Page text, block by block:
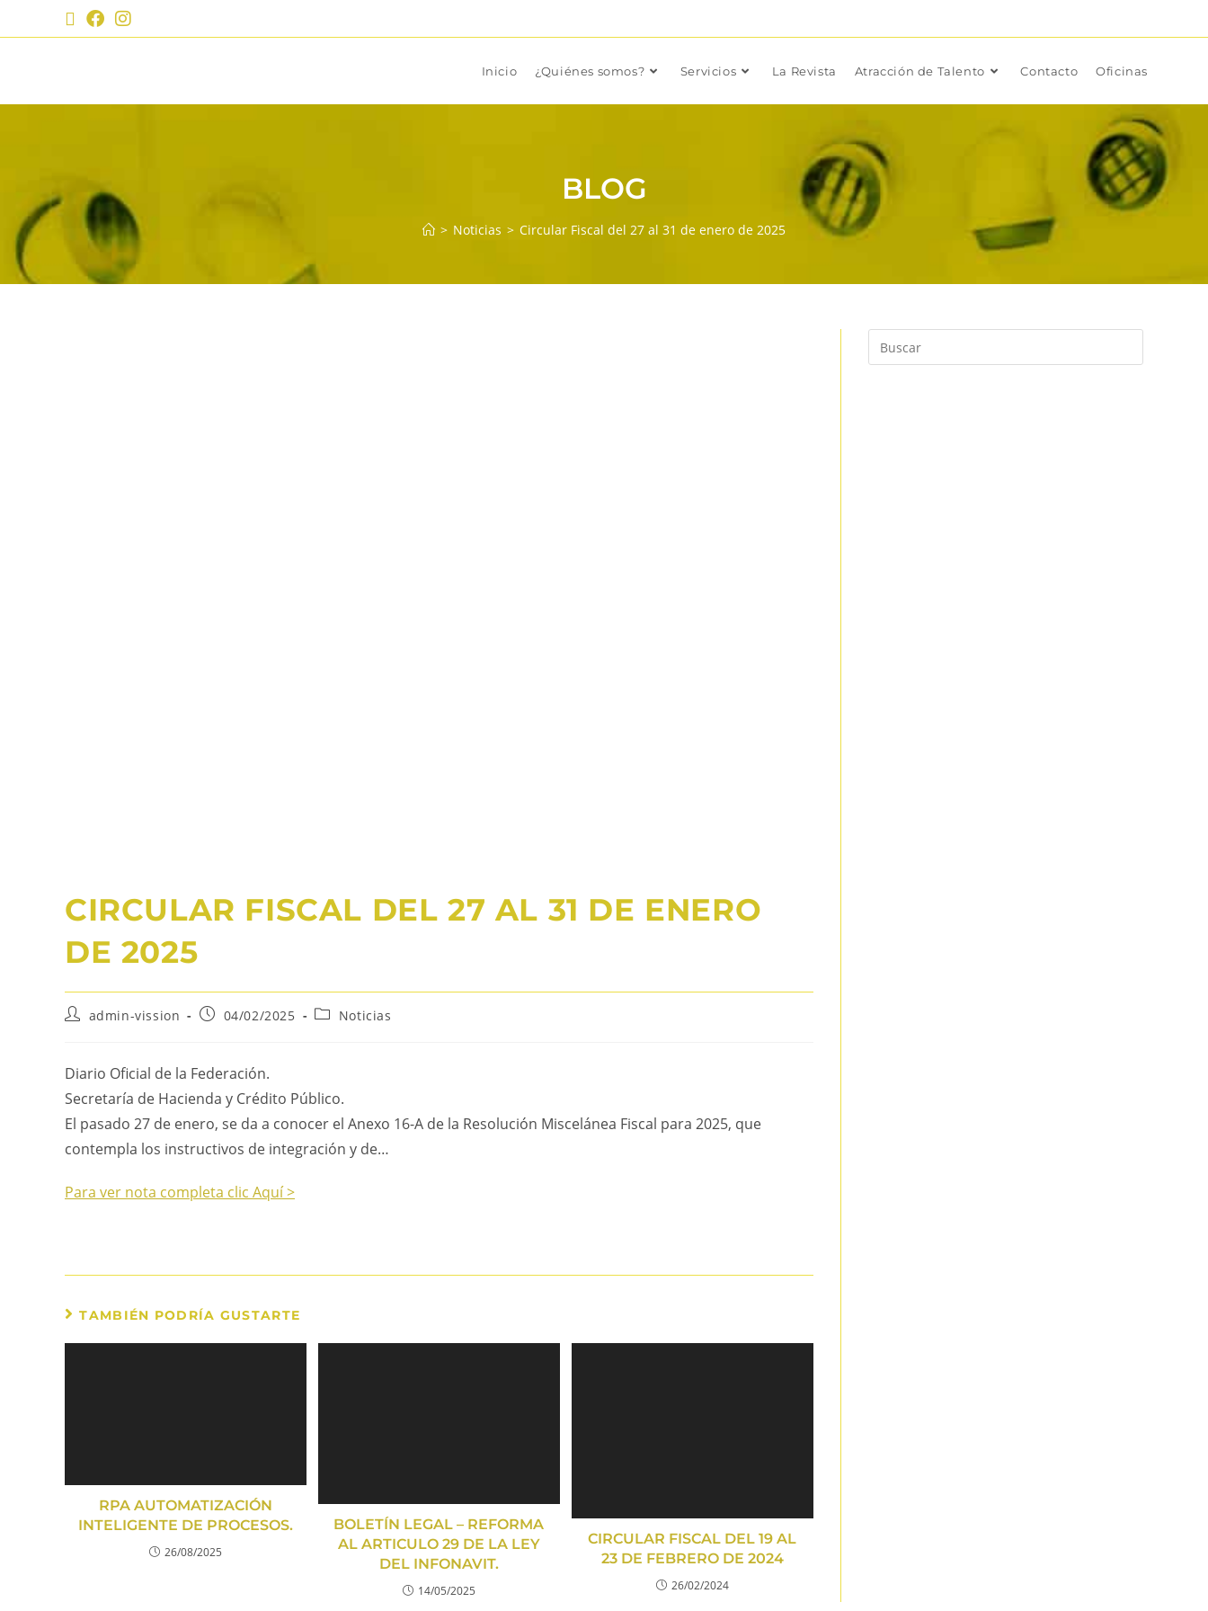
Inicio ¿Quiénes somos? Servicios La Revista Atracción de Talento Contacto Oficinas
BLOG
> Noticias > Circular Fiscal del 27 al 31 de enero de 2025
CIRCULAR FISCAL DEL 27 AL 31 DE ENERO
DE 2025
admin-vission 04/02/2025 Noticias
Diario Oficial de la Federación.
Secretaría de Hacienda y Crédito Público.
El pasado 27 de enero, se da a conocer el Anexo 16-A de la Resolución Miscelánea Fiscal para 2025, que
contempla los instructivos de integración y de…
Para ver nota completa clic Aquí >
TAMBIÉN PODRÍA GUSTARTE
RPA AUTOMATIZACIÓN
INTELIGENTE DE PROCESOS.
26/08/2025
BOLETÍN LEGAL – REFORMA
AL ARTICULO 29 DE LA LEY
DEL INFONAVIT.
14/05/2025
CIRCULAR FISCAL DEL 19 AL
23 DE FEBRERO DE 2024
26/02/2024